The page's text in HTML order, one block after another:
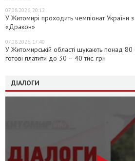
07.08.2026, 20:12
У Житомирі проходить чемпіонат України
«Дракон»
07.08.2026, 17:40
У Житомирській області шукають понад 80
готові платити до 30 – 40 тис. грн
ДІАЛОГИ